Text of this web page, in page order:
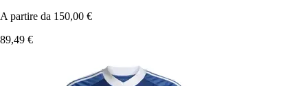
A partire da 150,00 €
89,49 €